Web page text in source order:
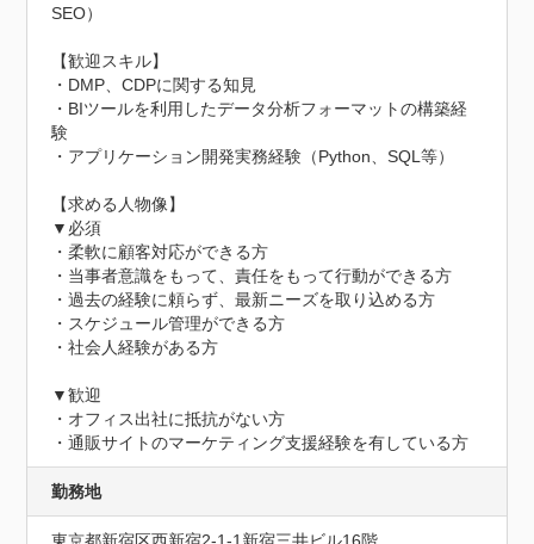
SEO）
【歓迎スキル】
・DMP、CDPに関する知見
・BIツールを利用したデータ分析フォーマットの構築経
験
・アプリケーション開発実務経験（Python、SQL等）
【求める人物像】
▼必須
・柔軟に顧客対応ができる方
・当事者意識をもって、責任をもって行動ができる方
・過去の経験に頼らず、最新ニーズを取り込める方
・スケジュール管理ができる方
・社会人経験がある方
▼歓迎
・オフィス出社に抵抗がない方
・通販サイトのマーケティング支援経験を有している方
勤務地